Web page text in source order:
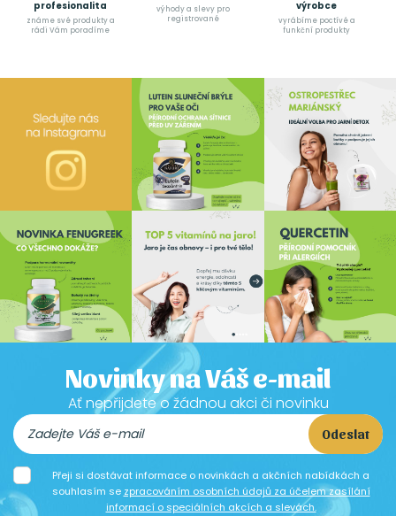
profesionalita
známe své produkty a
rádi Vám poradíme
výhody a slevy pro
registrované
výrobce
vyrábíme poctívé a
funkční produkty
Novinky na Váš e-mail
Ať nepřijdete o žádnou akci či novinku
Odeslat
Přeji si dostávat informace o novinkách a akčních nabídkách a
souhlasím se zpracováním osobních údajů za účelem zasílání
informací o speciálních akcích a slevách.